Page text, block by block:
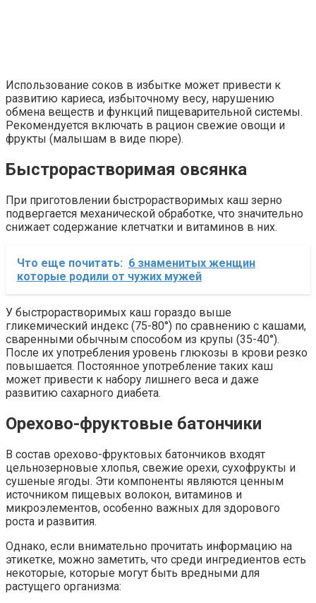
Использование соков в избытке может привести к
развитию кариеса, избыточному весу, нарушению
обмена веществ и функций пищеварительной системы.
Рекомендуется включать в рацион свежие овощи и
фрукты (малышам в виде пюре).
Быстрорастворимая овсянка
При приготовлении быстрорастворимых каш зерно
подвергается механической обработке, что значительно
снижает содержание клетчатки и витаминов в них.
Что еще почитать: 6 знаменитых женщин
которые родили от чужих мужей
У быстрорастворимых каш гораздо выше
гликемический индекс (75-80°) по сравнению с кашами,
сваренными обычным способом из крупы (35-40°).
После их употребления уровень глюкозы в крови резко
повышается. Постоянное употребление таких каш
может привести к набору лишнего веса и даже
развитию сахарного диабета.
Орехово-фруктовые батончики
В состав орехово-фруктовых батончиков входят
цельнозерновые хлопья, свежие орехи, сухофрукты и
сушеные ягоды. Эти компоненты являются ценным
источником пищевых волокон, витаминов и
микроэлементов, особенно важных для здорового
роста и развития.
Однако, если внимательно прочитать информацию на
этикетке, можно заметить, что среди ингредиентов есть
некоторые, которые могут быть вредными для
растущего организма: